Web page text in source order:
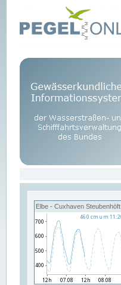
Elbe - Cuxhaven Steubenhöft